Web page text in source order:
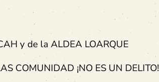
y de la ALDEA LOARQUE
COMUNIDAD ¡NO ES UN DELITO!